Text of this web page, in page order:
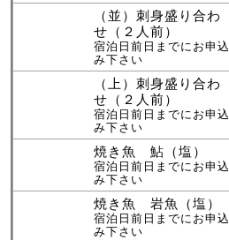
（並）刺身盛り合わ
せ（２人前）
宿泊日前日までにお申込
み下さい
（上）刺身盛り合わ
せ（２人前）
宿泊日前日までにお申込
み下さい
焼き魚 鮎（塩）
宿泊日前日までにお申込
み下さい
焼き魚 岩魚（塩）
宿泊日前日までにお申込
み下さい